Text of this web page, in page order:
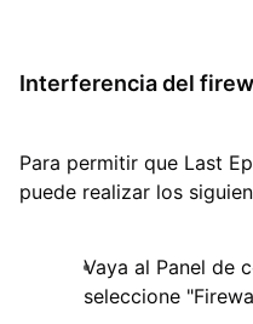
Interferencia del
Para permitir que Last
puede realizar los
Vaya al Panel de
seleccione